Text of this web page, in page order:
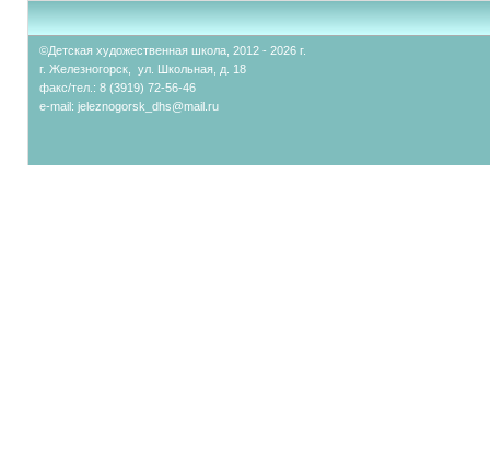
©Детская художественная школа, 2012 - 2026 г.
г. Железногорск, ул. Школьная, д. 18
факс/тел.: 8 (3919) 72-56-46
e-mail: jeleznogorsk_dhs@mail.ru